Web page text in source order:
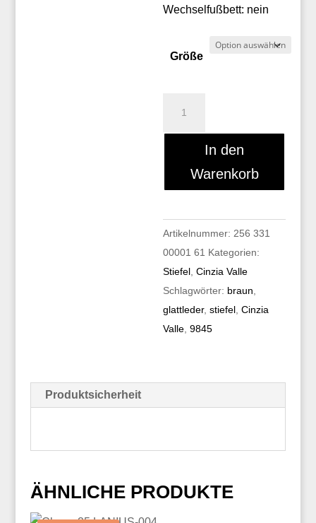
Wechselfußbett: nein
Größe
In den
Warenkorb
Artikelnummer: 256 331
00001 61 Kategorien:
Stiefel ,Cinzia Valle
Schlagwörter: braun
glattleder,stiefel ,Cinzia
Valle ,9845
Produktsicherheit
ÄHNLICHE PRODUKTE